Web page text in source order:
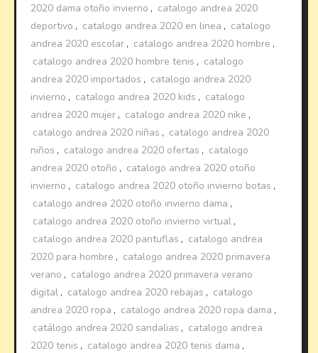
2020 dama otoño invierno , catalogo andrea 2020
deportivo , catalogo andrea 2020 en linea , catalogo
andrea 2020 escolar , catalogo andrea 2020 hombre ,
catalogo andrea 2020 hombre tenis , catalogo
andrea 2020 importados , catalogo andrea 2020
invierno , catalogo andrea 2020 kids , catalogo
andrea 2020 mujer , catalogo andrea 2020 nike ,
catalogo andrea 2020 niñas , catalogo andrea 2020
niños , catalogo andrea 2020 ofertas , catalogo
andrea 2020 otoño , catalogo andrea 2020 otoño
invierno , catalogo andrea 2020 otoño invierno botas ,
catalogo andrea 2020 otoño invierno dama ,
catalogo andrea 2020 otoño invierno virtual ,
catalogo andrea 2020 pantuflas , catalogo andrea
2020 para hombre , catalogo andrea 2020 primavera
verano , catalogo andrea 2020 primavera verano
digital , catalogo andrea 2020 rebajas , catalogo
andrea 2020 ropa , catalogo andrea 2020 ropa dama ,
catálogo andrea 2020 sandalias , catalogo andrea
2020 tenis , catalogo andrea 2020 tenis dama ,